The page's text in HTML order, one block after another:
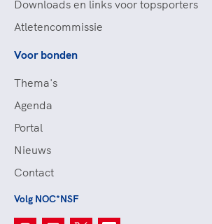
Downloads en links voor topsporters
Atletencommissie
Voor bonden
Thema's
Agenda
Portal
Nieuws
Contact
Volg NOC*NSF